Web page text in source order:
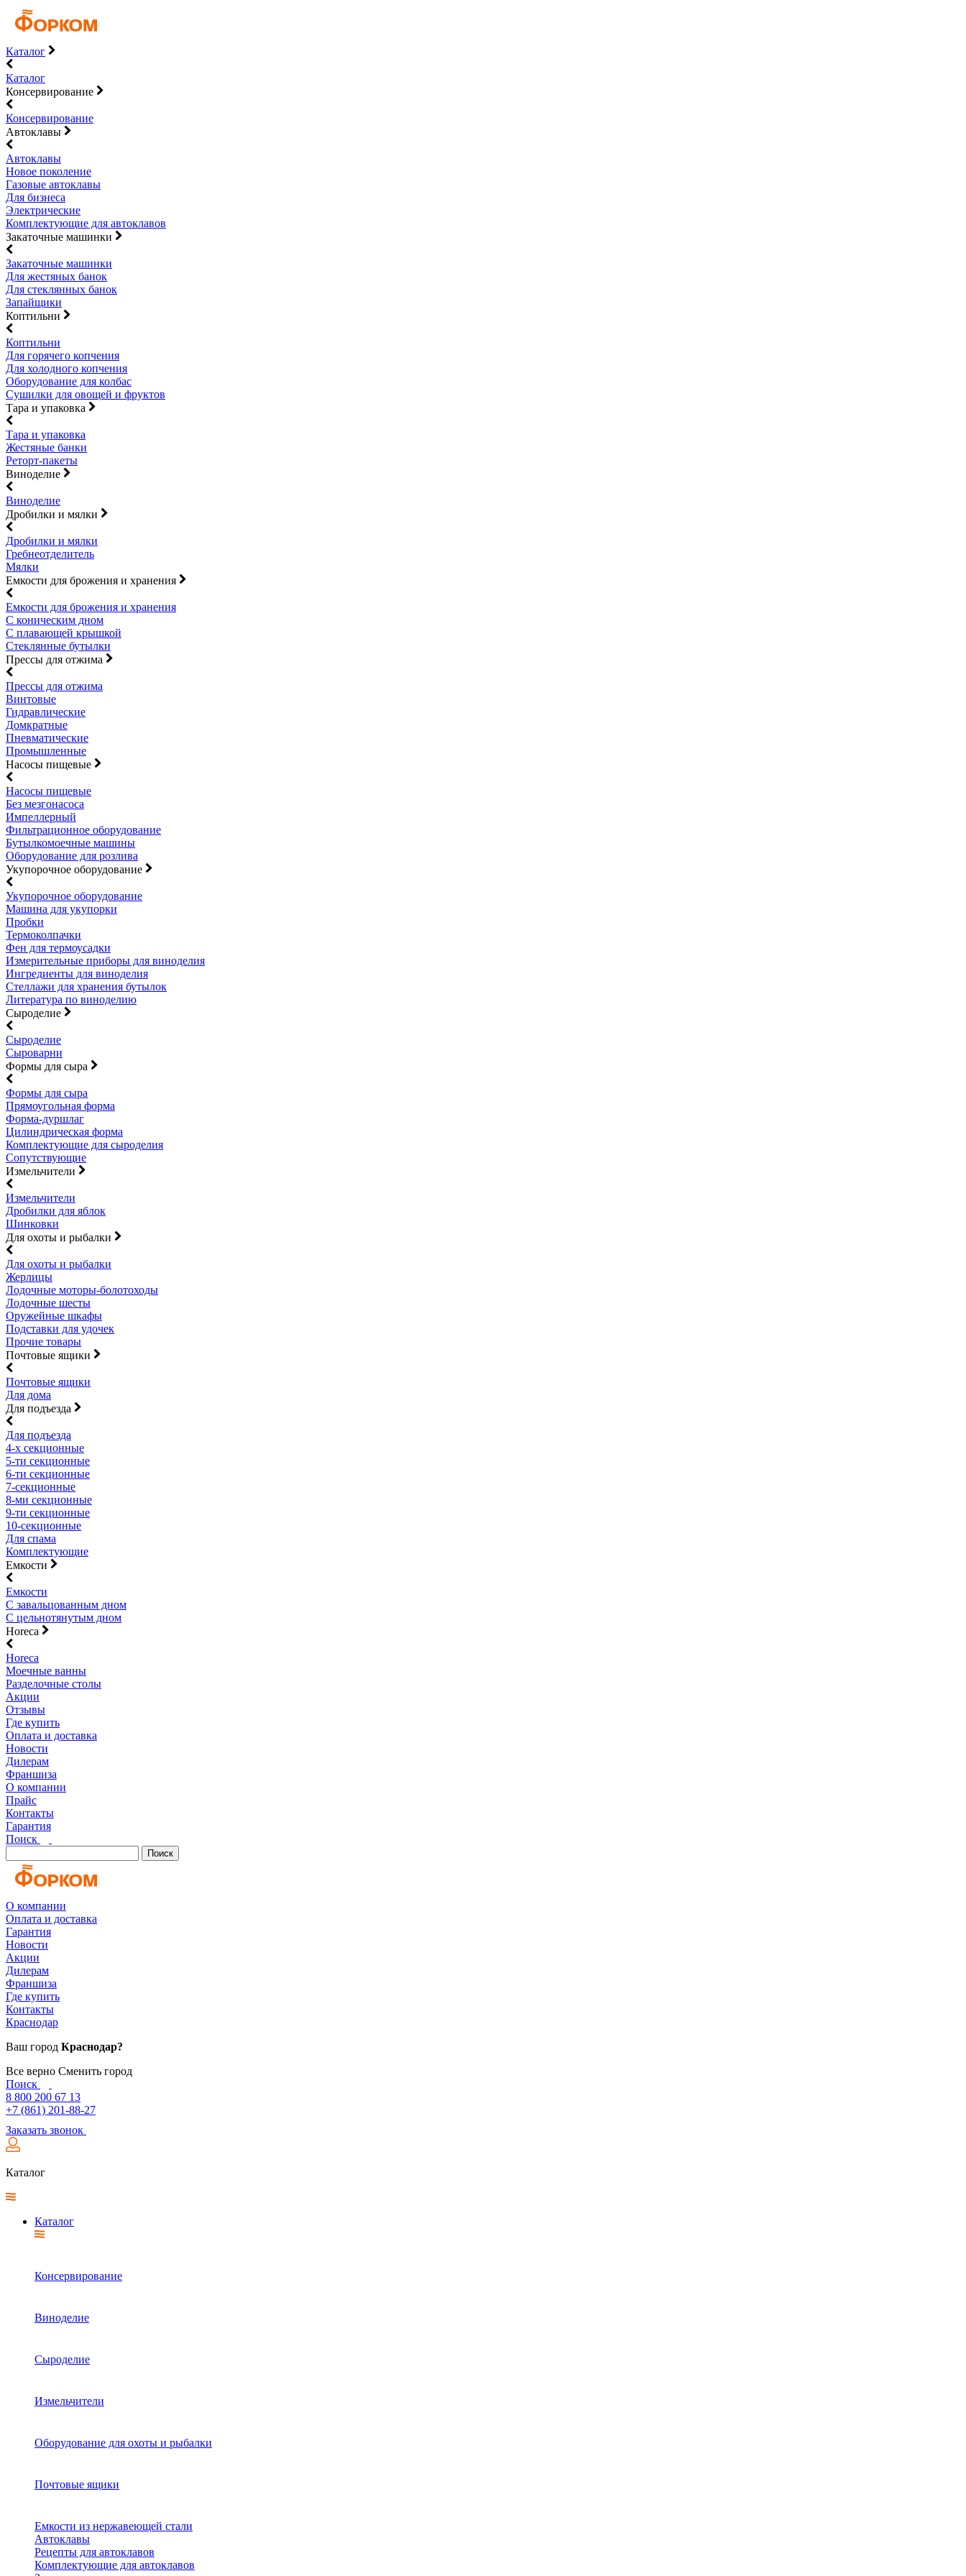
Каталог
Каталог
Консервирование
Консервирование
Автоклавы
Автоклавы
Новое поколение
Газовые автоклавы
Для бизнеса
Электрические
Комплектующие для автоклавов
Закаточные машинки
Закаточные машинки
Для жестяных банок
Для стеклянных банок
Запайщики
Коптильни
Коптильни
Для горячего копчения
Для холодного копчения
Оборудование для колбас
Сушилки для овощей и фруктов
Тара и упаковка
Тара и упаковка
Жестяные банки
Реторт-пакеты
Виноделие
Виноделие
Дробилки и мялки
Дробилки и мялки
Гребнеотделитель
Мялки
Емкости для брожения и хранения
Емкости для брожения и хранения
С коническим дном
С плавающей крышкой
Стеклянные бутылки
Прессы для отжима
Прессы для отжима
Винтовые
Гидравлические
Домкратные
Пневматические
Промышленные
Насосы пищевые
Насосы пищевые
Без мезгонасоса
Импеллерный
Фильтрационное оборудование
Бутылкомоечные машины
Оборудование для розлива
Укупорочное оборудование
Укупорочное оборудование
Машина для укупорки
Пробки
Термоколпачки
Фен для термоусадки
Измерительные приборы для виноделия
Ингредиенты для виноделия
Стеллажи для хранения бутылок
Литература по виноделию
Сыроделие
Сыроделие
Сыроварни
Формы для сыра
Формы для сыра
Прямоугольная форма
Форма-дуршлаг
Цилиндрическая форма
Комплектующие для сыроделия
Сопутствующие
Измельчители
Измельчители
Дробилки для яблок
Шинковки
Для охоты и рыбалки
Для охоты и рыбалки
Жерлицы
Лодочные моторы-болотоходы
Лодочные шесты
Оружейные шкафы
Подставки для удочек
Прочие товары
Почтовые ящики
Почтовые ящики
Для дома
Для подъезда
Для подъезда
4-х секционные
5-ти секционные
6-ти секционные
7-секционные
8-ми секционные
9-ти секционные
10-секционные
Для спама
Комплектующие
Емкости
Емкости
С завальцованным дном
С цельнотянутым дном
Horeca
Horeca
Моечные ванны
Разделочные столы
Акции
Отзывы
Где купить
Оплата и доставка
Новости
Дилерам
Франшиза
О компании
Прайс
Контакты
Гарантия
Поиск
Поиск
О компании
Оплата и доставка
Гарантия
Новости
Акции
Дилерам
Франшиза
Где купить
Контакты
Краснодар
Ваш город Краснодар?
Все верно Сменить город
Поиск
8 800 200 67 13
+7 (861) 201-88-27
Заказать звонок
Каталог
Каталог
Консервирование
Виноделие
Сыроделие
Измельчители
Оборудование для охоты и рыбалки
Почтовые ящики
Емкости из нержавеющей стали
Автоклавы
Рецепты для автоклавов
Комплектующие для автоклавов